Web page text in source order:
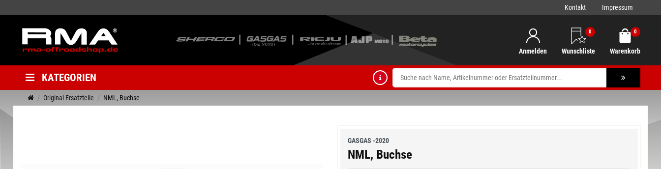
Kontakt Impressum
Anmelden
0
Wunschliste
0
Warenkorb
KATEGORIEN
Original Ersatzteile NML, Buchse
GASGAS -2020
NML, Buchse